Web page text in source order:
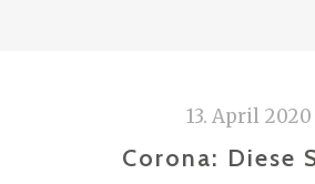
13. April 2020
Corona: Diese